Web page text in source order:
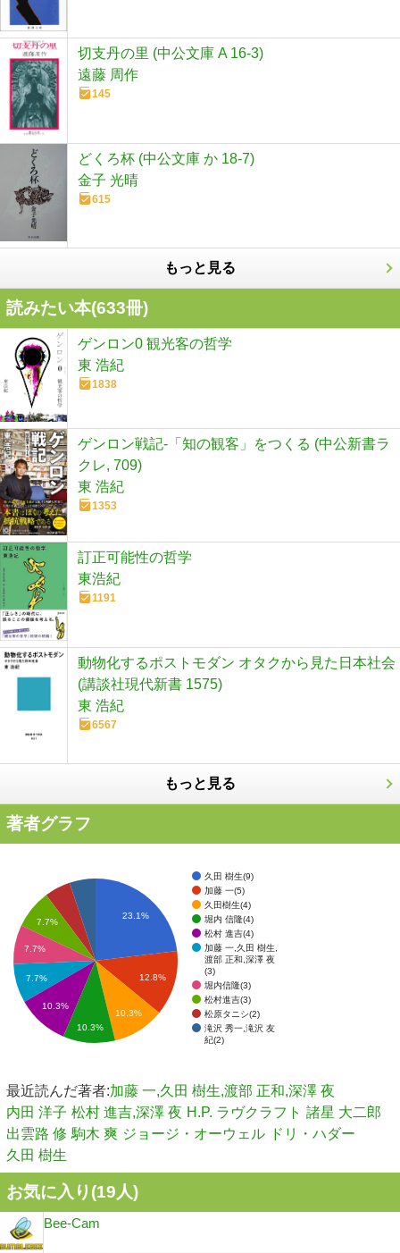
切支丹の里 (中公文庫 A 16-3)
遠藤 周作
145
どくろ杯 (中公文庫 か 18-7)
金子 光晴
615
もっと見る
読みたい本(633冊)
ゲンロン0 観光客の哲学
東 浩紀
1838
ゲンロン戦記-「知の観客」をつくる (中公新書ラ
クレ, 709)
東 浩紀
1353
訂正可能性の哲学
東浩紀
1191
動物化するポストモダン オタクから見た日本社会
(講談社現代新書 1575)
東 浩紀
6567
もっと見る
著者グラフ
久田 樹生(9)
加藤 一(5)
久田樹生(4)
堀内 信隆(4)
松村 進吉(4)
加藤 一,久田 樹生,
渡部 正和,深澤 夜
(3)
堀内信隆(3)
松村進吉(3)
松原タニシ(2)
滝沢 秀一,滝沢 友
紀(2)
23.1%
12.8%
10.3%
7.7%
7.7%
7.7%
10.3%
10.3%
最近読んだ著者:加藤 一,久田 樹生,渡部 正和,深澤 夜
内田 洋子 松村 進吉,深澤 夜 H.P. ラヴクラフト 諸星 大二郎
出雲路 修 駒木 爽 ジョージ・オーウェル ドリ・ハダー
久田 樹生
お気に入り(19人)
Bee-Cam